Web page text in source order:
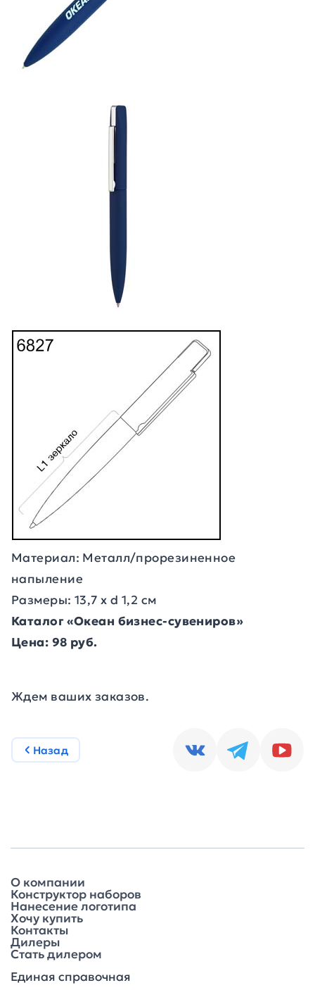
Материал: Металл/прорезиненное
напыление
Размеры: 13,7 х d 1,2 см
Каталог «Океан бизнес-сувениров»
Цена: 98 руб.
Ждем ваших заказов.
Назад
О компании
Конструктор наборов
Нанесение логотипа
Хочу купить
Контакты
Дилеры
Стать дилером
Единая справочная